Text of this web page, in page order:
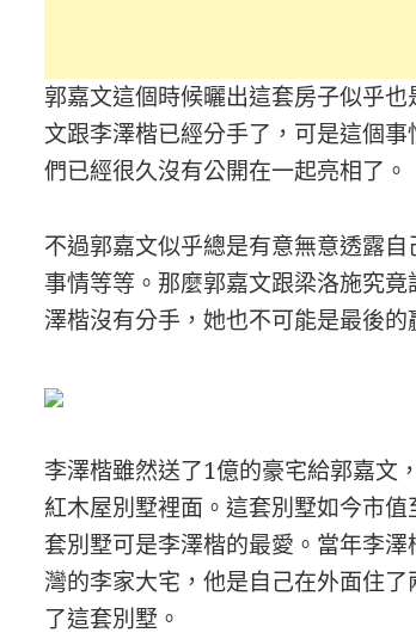
郭嘉文這個時候曬出這套房子似乎
文跟李澤楷已經分手了，可是這個
們已經很久沒有公開在一起亮相了。
不過郭嘉文似乎總是有意無意透露
事情等等。那麼郭嘉文跟梁洛施究
澤楷沒有分手，她也不可能是最後的
李澤楷雖然送了1億的豪宅給郭嘉文
紅木屋別墅裡面。這套別墅如今市
套別墅可是李澤楷的最愛。當年李
灣的李家大宅，他是自己在外面住
了這套別墅。